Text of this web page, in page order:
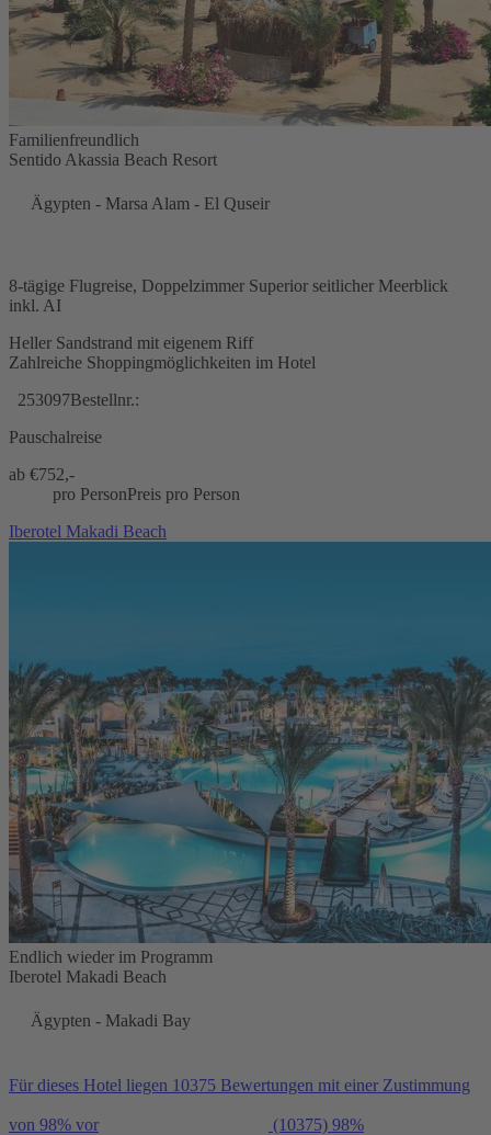
Familienfreundlich
Sentido Akassia Beach Resort
Ägypten - Marsa Alam - El Quseir
8-tägige Flugreise, Doppelzimmer Superior seitlicher Meerblick
inkl. AI
Heller Sandstrand mit eigenem Riff
Zahlreiche Shoppingmöglichkeiten im Hotel
253097Bestellnr.:
Pauschalreise
ab €752,-
pro PersonPreis pro Person
Iberotel Makadi Beach
Endlich wieder im Programm
Iberotel Makadi Beach
Ägypten - Makadi Bay
Für dieses Hotel liegen 10375 Bewertungen mit einer Zustimmung
von 98% vor (10375) 98%